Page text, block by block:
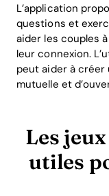
L’application
questions et
aider les couples
leur connexion.
peut aider à
mutuelle et
Les
utiles